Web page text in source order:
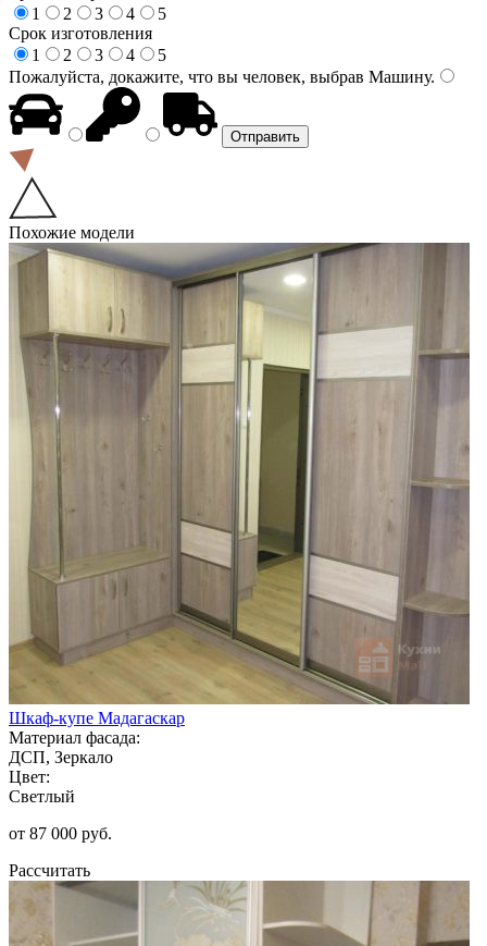
1
2 3 4
5
Срок изготовления
1
2 3 4
5
Пожалуйста, докажите, что вы человек, выбрав Машину.
Похожие модели
Шкаф-купе Мадагаскар
Материал фасада:
ДСП, Зеркало
Цвет:
Светлый
от 87 000 руб.
Рассчитать